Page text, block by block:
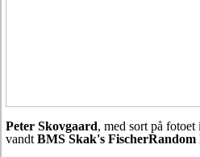
Peter Skovgaard, med sort på
vandt BMS Skak's FischerRandom